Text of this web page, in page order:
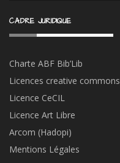
CADRE JURIDIQUE
Charte ABF Bib’Lib
Licences creative commons
Licence CeCIL
Licence Art Libre
Arcom (Hadopi)
Mentions Légales